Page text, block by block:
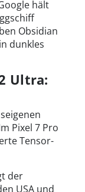
hält
Obsidian
dunkles
Ultra:
Pixel 7 Pro
Tensor-
der
USA und